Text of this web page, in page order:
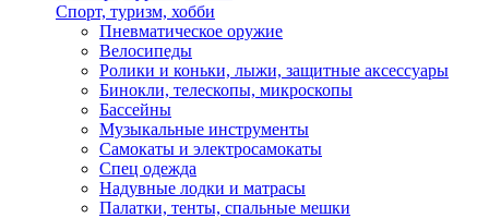
Спорт, туризм, хобби
Пневматическое оружие
Велосипеды
Ролики и коньки, лыжи, защитные аксессуары
Бинокли, телескопы, микроскопы
Бассейны
Музыкальные инструменты
Самокаты и электросамокаты
Спец одежда
Надувные лодки и матрасы
Палатки, тенты, спальные мешки